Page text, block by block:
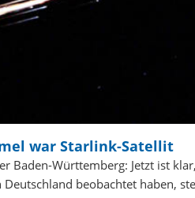
war Starlink-Satellit
Baden-Württemberg: Jetzt ist
beobachtet haben,